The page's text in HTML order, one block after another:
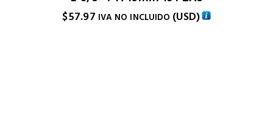
$57.97 IVA NO INCLUIDO (USD)